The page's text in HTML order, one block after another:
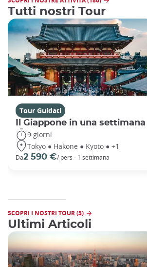
Tutti nostri Tour
Tour Guidati
Il Giappone in una settimana
9 giorni
Tokyo ● Hakone ● Kyoto ● +1
Da2 590 €/ pers - 1 settimana
SCOPRI I NOSTRI TOUR (3)
Ultimi Articoli